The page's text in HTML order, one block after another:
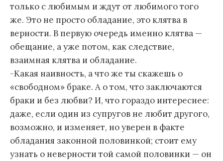
только с любимым и ждут от любимого того
же. Это не просто обладание, это клятва в
верности. В первую очередь именно клятва —
обещание, а уже потом, как следствие,
взаимная клятва и обладание.
-Какая наивность, а что же ты скажешь о
«свободном» браке. А о том, что заключаются
браки и без любви? И, что гораздо интереснее:
даже, если один из супругов не любит другого,
возможно, и изменяет, но уверен в факте
обладания законной половинкой; стоит ему
узнать о неверности той самой половинки — он